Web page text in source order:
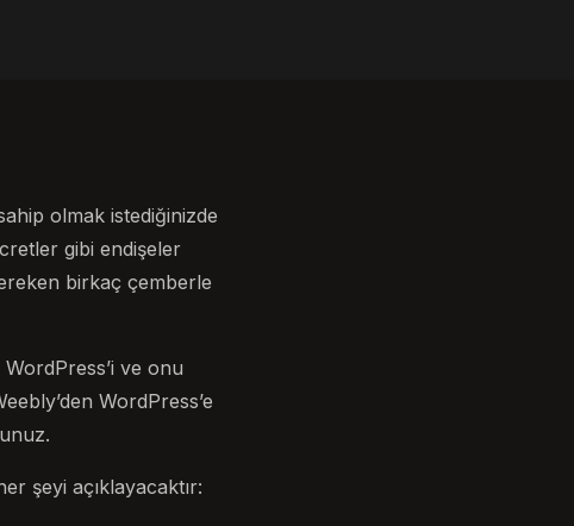
olmak istediğinizde
gibi endişeler
birkaç çemberle
ve onu
WordPress’e
şeyi açıklayacaktır: